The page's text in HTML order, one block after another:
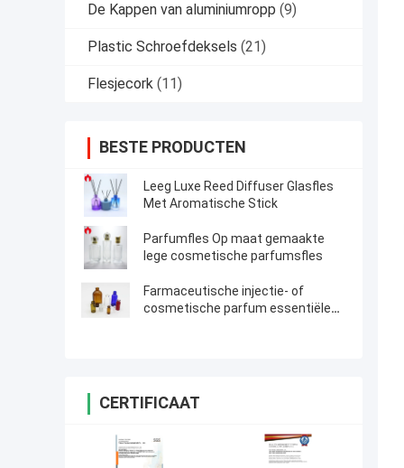
De Kappen van aluminiumropp (9)
Plastic Schroefdeksels (21)
Flesjecork (11)
BESTE PRODUCTEN
Leeg Luxe Reed Diffuser Glasfles
Met Aromatische Stick
Parfumfles Op maat gemaakte
lege cosmetische parfumsfles
Farmaceutische injectie- of
cosmetische parfum essentiële
CERTIFICAAT